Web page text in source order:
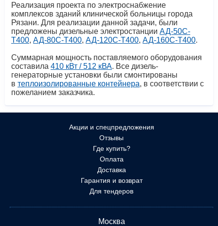
Реализация проекта по электроснабжение
комплексов зданий клинической больницы города
Рязани. Для реализации данной задачи, были
предложены дизельные электростанции АД-50С-
Т400, АД-80С-Т400, АД-120С-Т400, АД-160С-Т400.
Суммарная мощность поставляемого оборудования
составила 410 кВт / 512 кВА. Все дизель-
генераторные установки были смонтированы
в теплоизолированные контейнера, в соответствии с
пожеланием заказчика.
Акции и спецпредложения
Отзывы
Где купить?
Оплата
Доставка
Гарантия и возврат
Для тендеров
Москва